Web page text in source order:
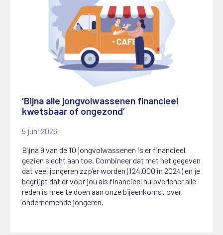
‘Bijna alle jongvolwassenen financieel
kwetsbaar of ongezond’
5 juni 2026
Bijna 9 van de 10 jongvolwassenen is er financieel
gezien slecht aan toe. Combineer dat met het gegeven
dat veel jongeren zzp’er worden (124.000 in 2024) en je
begrijpt dat er voor jou als financieel hulpverlener alle
reden is mee te doen aan onze bijeenkomst over
ondernemende jongeren.